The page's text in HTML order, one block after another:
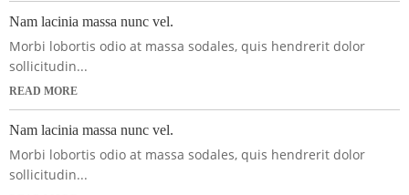
Nam lacinia massa nunc vel.
Morbi lobortis odio at massa sodales, quis hendrerit dolor
sollicitudin...
READ MORE
Nam lacinia massa nunc vel.
Morbi lobortis odio at massa sodales, quis hendrerit dolor
sollicitudin...